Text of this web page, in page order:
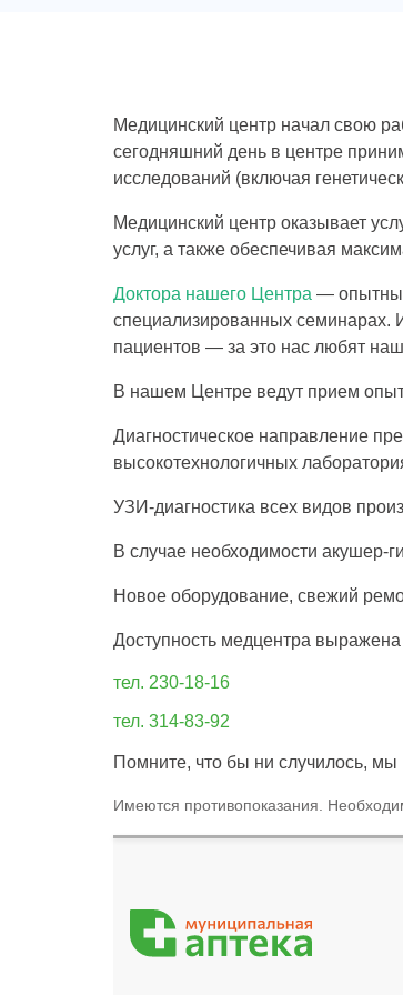
Медицинский центр начал свою
сегодняшний день в центре
исследований (включая
Медицинский центр оказывает
услуг, а также обеспечивая
Доктора нашего Центра —
специализированных семинарах.
пациентов — за это нас любят
В нашем Центре ведут прием
Диагностическое направление
высокотехнологичных
УЗИ-диагностика всех видов
В случае необходимости акушер-
Новое оборудование, свежий
Доступность медцентра
тел. 230-18-16
тел. 314-83-92
Помните, что бы ни случилось,
Имеются противопоказания.